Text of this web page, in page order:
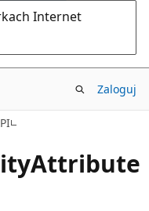
Internet
Zaloguj
Attribute